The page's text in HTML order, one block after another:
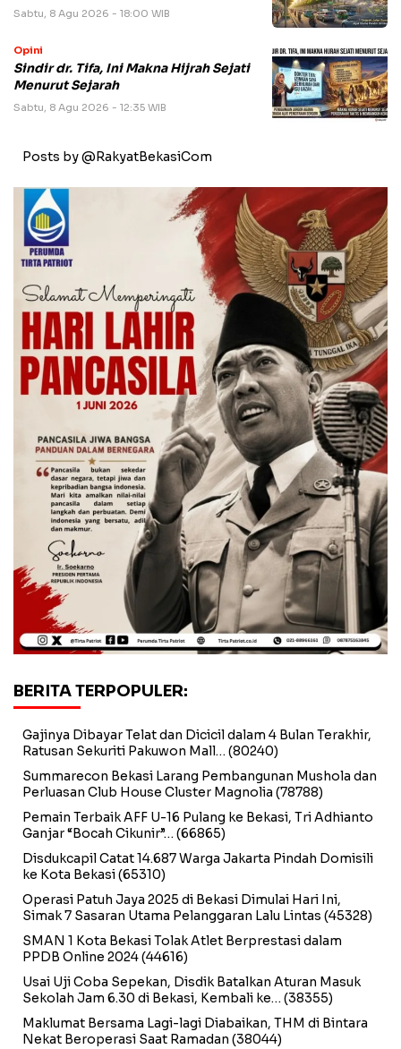
Sabtu, 8 Agu 2026 - 18:00 WIB
Opini
Sindir dr. Tifa, Ini Makna Hijrah Sejati
Menurut Sejarah
Sabtu, 8 Agu 2026 - 12:35 WIB
Posts by @RakyatBekasiCom
BERITA TERPOPULER:
Gajinya Dibayar Telat dan Dicicil dalam 4 Bulan Terakhir,
Ratusan Sekuriti Pakuwon Mall… (80240)
Summarecon Bekasi Larang Pembangunan Mushola dan
Perluasan Club House Cluster Magnolia (78788)
Pemain Terbaik AFF U-16 Pulang ke Bekasi, Tri Adhianto
Ganjar “Bocah Cikunir”… (66865)
Disdukcapil Catat 14.687 Warga Jakarta Pindah Domisili
ke Kota Bekasi(65310)
Operasi Patuh Jaya 2025 di Bekasi Dimulai Hari Ini,
Simak 7 Sasaran Utama Pelanggaran Lalu Lintas (45328)
SMAN 1 Kota Bekasi Tolak Atlet Berprestasi dalam
PPDB Online 2024(44616)
Usai Uji Coba Sepekan, Disdik Batalkan Aturan Masuk
Sekolah Jam 6.30 di Bekasi, Kembali ke… (38355)
Maklumat Bersama Lagi-lagi Diabaikan, THM di Bintara
Nekat Beroperasi Saat Ramadan (38044)